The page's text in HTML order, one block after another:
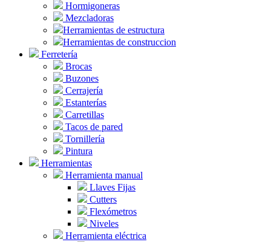
Hormigoneras
Mezcladoras
Herramientas de estructura
Herramientas de construccion
Ferretería
Brocas
Buzones
Cerrajería
Estanterías
Carretillas
Tacos de pared
Tornillería
Pintura
Herramientas
Herramienta manual
Llaves Fijas
Cutters
Flexómetros
Niveles
Herramienta eléctrica